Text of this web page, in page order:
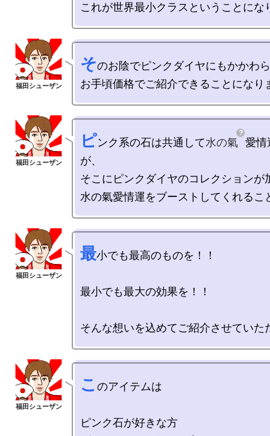
そのお陰でピンクダイヤにもかかわ
ピンク系の石は共通して水の氣 愛情
が、
そこにピンクダイヤのコレクションが
最小でも最高のものを！！
最小でも最大の効果を！！
こ のアイテムは
ピンク石が好きな方